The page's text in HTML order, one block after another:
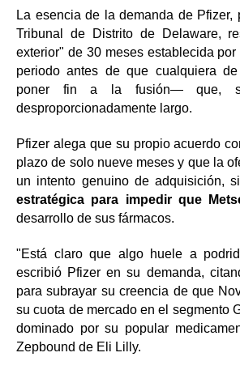
La esencia de la demanda de Pfizer,
Tribunal de Distrito de Delaware,
exterior" de 30 meses establecida
periodo antes de que cualquiera
poner fin a la fusión— que,
desproporcionadamente largo.
Pfizer alega que su propio acuerdo
plazo de solo nueve meses y que la
un intento genuino de adquisición,
estratégica para impedir que
desarrollo de sus fármacos.
"Está claro que algo huele a
escribió Pfizer en su demanda,
para subrayar su creencia de que
su cuota de mercado en el segmento
dominado por su popular
Zepbound de Eli Lilly.